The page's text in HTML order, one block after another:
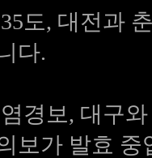
도, 대전과
다.
경보, 대구
보가 발효 중